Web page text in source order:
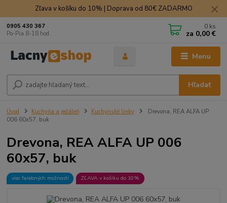
Zľava v košíku do 10% | Doprava od 80€ ZADARMO
Menu
Hľadať
0905 430 367
Po-Pia 8-18 hod.
0 ks
za 0,00 €
Úvod Kuchyňa a jedáleň Kuchynské linky
Drevona, REA ALFA UP
006 60x57, buk
Drevona, REA ALFA UP 006
60x57, buk
viac farebných možností ZĽAVA v košíku do 10%